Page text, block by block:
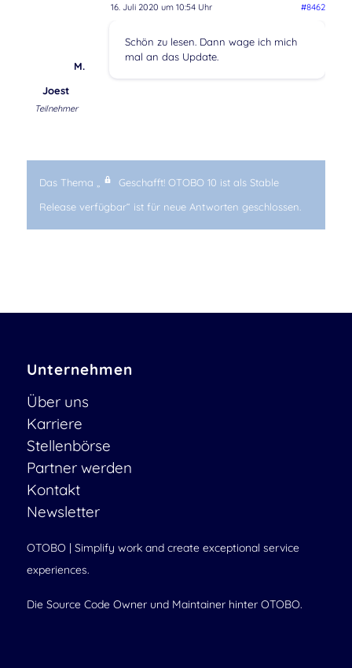
16. Juli 2020 um 10:54 Uhr #8462
M.
Joest
Teilnehmer
Schön zu lesen. Dann wage ich mich
mal an das Update.
Das Thema „
Geschafft! OTOBO 10 ist als Stable
Release verfügbar“ ist für neue Antworten geschlossen.
Unternehmen
Über uns
Karriere
Stellenbörse
Partner werden
Kontakt
Newsletter
OTOBO | Simplify work and create exceptional service
experiences.
Die Source Code Owner und Maintainer hinter OTOBO.